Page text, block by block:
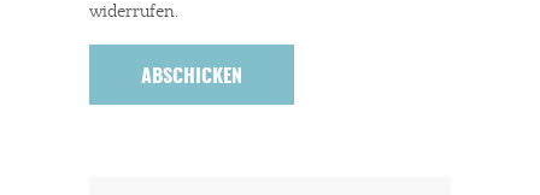
Dir gefällt unsere Arbeit?
widerrufen.